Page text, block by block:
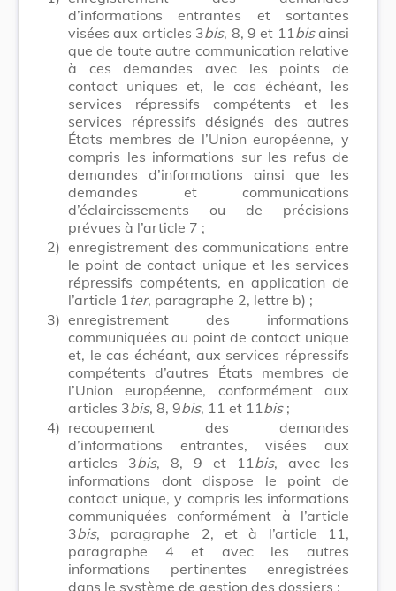
d’informations entrantes et sortantes
visées aux articles 3bis, 8, 9 et 11 bisainsi
que de toute autre communication relative
à ces demandes avec les points de
contact uniques et, le cas échéant, les
services répressifs compétents et les
services répressifs désignés des autres
États membres de l’Union européenne, y
compris les informations sur les refus de
demandes d’informations ainsi que les
demandes et communications
d’éclaircissements ou de précisions
prévues à l’article 7 ;
2) enregistrement des communications entre
le point de contact unique et les services
répressifs compétents, en application de
l’article 1 ter, paragraphe 2, lettre b) ;
3) enregistrement des informations
communiquées au point de contact unique
et, le cas échéant, aux services répressifs
compétents d’autres États membres de
l’Union européenne, conformément aux
articles 3bis, 8, 9bis, 11 et 11 bis ;
4) recoupement des demandes
d’informations entrantes, visées aux
articles 3bis, 8, 9 et 11 bis, avec les
informations dont dispose le point de
contact unique, y compris les informations
communiquées conformément à l’article
3bis, paragraphe 2, et à l’article 11,
paragraphe 4 et avec les autres
informations pertinentes enregistrées
dans le système de gestion des dossiers ;